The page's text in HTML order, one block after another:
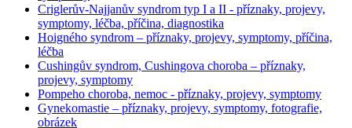
Criglerův-Najjanův syndrom typ I a II - příznaky, projevy,
symptomy, léčba, příčina, diagnostika
Hoigného syndrom – příznaky, projevy, symptomy, příčina,
léčba
Cushingův syndrom, Cushingova choroba – příznaky,
projevy, symptomy
Pompeho choroba, nemoc - příznaky, projevy, symptomy
Gynekomastie – příznaky, projevy, symptomy, fotografie,
obrázek